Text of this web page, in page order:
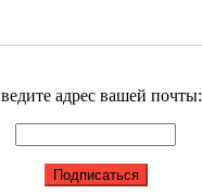
адрес вашей почты: